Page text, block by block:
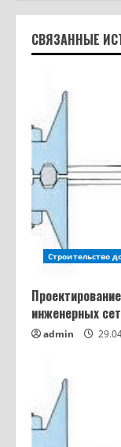
СВЯЗАННЫЕ
Строительство
инженерных
admin